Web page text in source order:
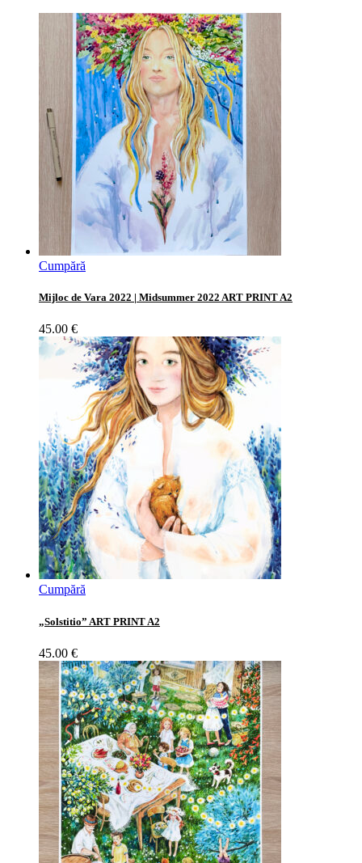
Cumpără
Mijloc de Vara 2022 | Midsummer 2022 ART PRINT A2
45.00 €
Cumpără
„Solstitio” ART PRINT A2
45.00 €